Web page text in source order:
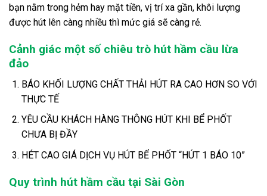
bạn nằm trong hẻm hay mặt tiền, vị trí xa gần, khôi lượng
được hút lên càng nhiều thì mức giá sẽ càng rẻ.
Cảnh giác một số chiêu trò hút hầm cầu lừa
đảo
BÁO KHỐI LƯỢNG CHẤT THẢI HÚT RA CAO HƠN SO VỚI
THỰC TẾ
YÊU CẦU KHÁCH HÀNG THÔNG HÚT KHI BỂ PHỐT
CHƯA BỊ ĐẦY
HÉT CAO GIÁ DỊCH VỤ HÚT BỂ PHỐT “HÚT 1 BÁO 10”
Quy trình hút hầm cầu tại Sài Gòn